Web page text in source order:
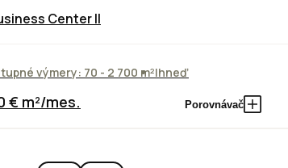
Center II
výmery: 70 - 2 700 m²Ihneď
€ m²/mes. Porovnávač